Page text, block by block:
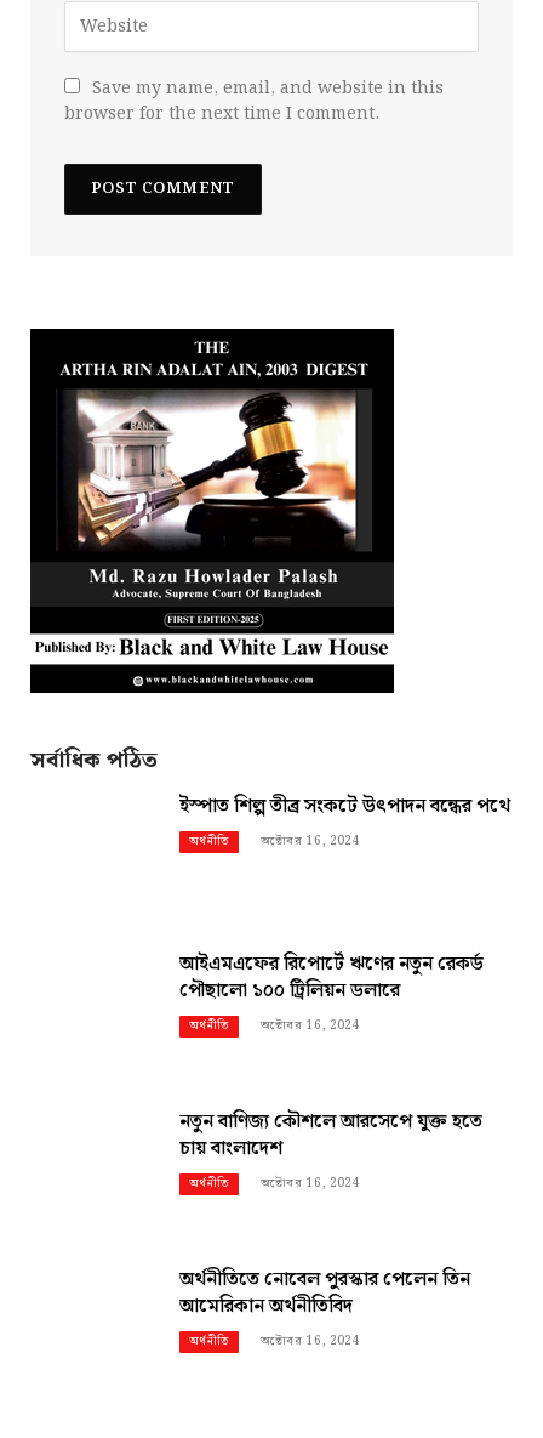
Save my name, email, and website in this
browser for the next time I comment.
সর্বাধিক পঠিত
ইস্পাত শিল্প তীব্র সংকটে উৎপাদন বন্ধের পথে
অর্থনীতি অক্টোবর 16, 2024
আইএমএফের রিপোর্টে ঋণের নতুন রেকর্ড
পৌছালো ১০০ ট্রিলিয়ন ডলারে
অর্থনীতি অক্টোবর 16, 2024
নতুন বাণিজ্য কৌশলে আরসেপে যুক্ত হতে
চায় বাংলাদেশ
অর্থনীতি অক্টোবর 16, 2024
অর্থনীতিতে নোবেল পুরস্কার পেলেন তিন
আমেরিকান অর্থনীতিবিদ
অর্থনীতি অক্টোবর 16, 2024